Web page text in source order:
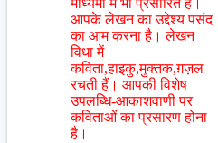
माध्यमों में भी प्रसारित हैं।
आपके लेखन का उद्देश्य पसंद
का आम करना है। लेखन
विधा में
कविता,हाइकु,मुक्तक,ग़ज़ल
रचती हैं। आपकी विशेष
उपलब्धि-आकाशवाणी पर
कविताओं का प्रसारण होना
है।